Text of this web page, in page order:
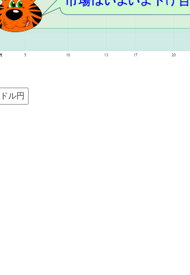
ル円